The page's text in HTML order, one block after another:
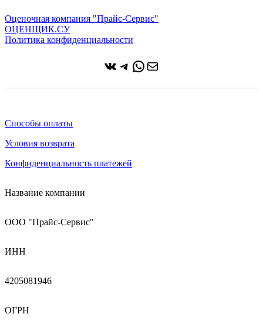
Оценочная компания "Прайс-Сервис"
ОЦЕНЩИК.СУ
Политика конфиденциальности
ВКонтакте
Telegram
WhatsApp
Почта
Способы оплаты
Условия возврата
Конфиденциальность платежей
Название компании
ООО "Прайс-Сервис"
ИНН
4205081946
ОГРН